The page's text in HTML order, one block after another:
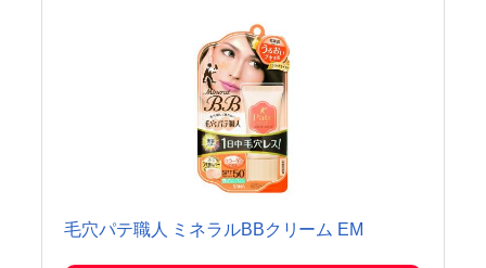
毛穴パテ職人 ミネラルBBクリーム EM